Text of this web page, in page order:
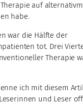
auf
habe.
war die Hälfte der
tot. Drei
Therapie
ich mit diesem
und Leser